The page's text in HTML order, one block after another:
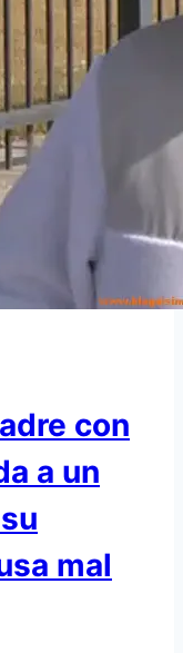
con
a un
mal